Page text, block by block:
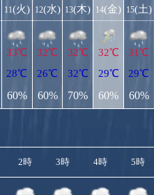
11(火)
33℃
28℃
60%
12(水)
32℃
26℃
60%
13(木)
32℃
32℃
70%
14(金)
32℃
29℃
60%
15(土)
31℃
29℃
60%
2時 3時 4時 5時